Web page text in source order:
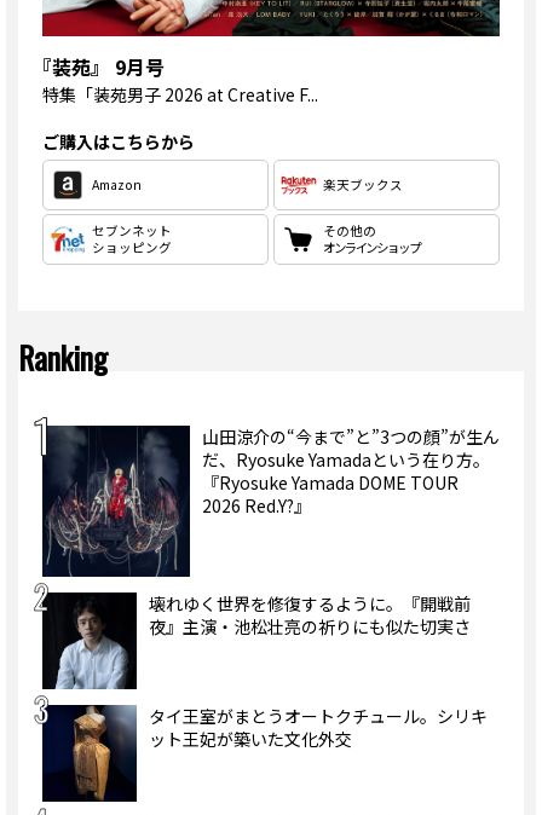
『装苑』 9月号
特集 「装苑男子 2026 at Creative F...
ご購入はこちらから
Amazon 楽天ブックス
セブンネット
ショッピング
その他の
オンラインショップ
Ranking
山田涼介の“今まで”と”3つの顔”が生ん
だ、Ryosuke Yamadaという在り方。
『Ryosuke Yamada DOME TOUR
2026 Red.Y?』
壊れゆく世界を修復するように。『開戦前
夜』主演・池松壮亮の祈りにも似た切実さ
タイ王室がまとうオートクチュール。シリキ
ット王妃が築いた文化外交